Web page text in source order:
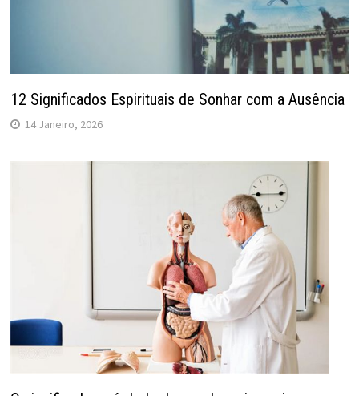
12 Significados Espirituais de Sonhar com a Ausência
14 Janeiro, 2026